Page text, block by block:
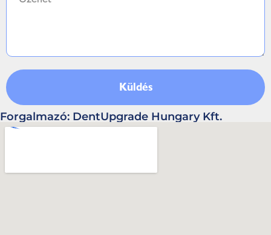
Küldés
Forgalmazó: DentUpgrade Hungary Kft.